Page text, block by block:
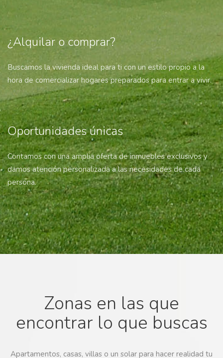
¿Alquilar o comprar?
Buscamos la vivienda ideal para ti con un estilo propio a la
hora de comercializar hogares preparados para entrar a vivir.
Oportunidades únicas
Contamos con una amplia oferta de inmuebles exclusivos y
damos atención personalizada a las necesidades de cada
persona.
Zonas en las que
encontrar lo que buscas
Apartamentos, casas, villas o un solar para hacer realidad tu